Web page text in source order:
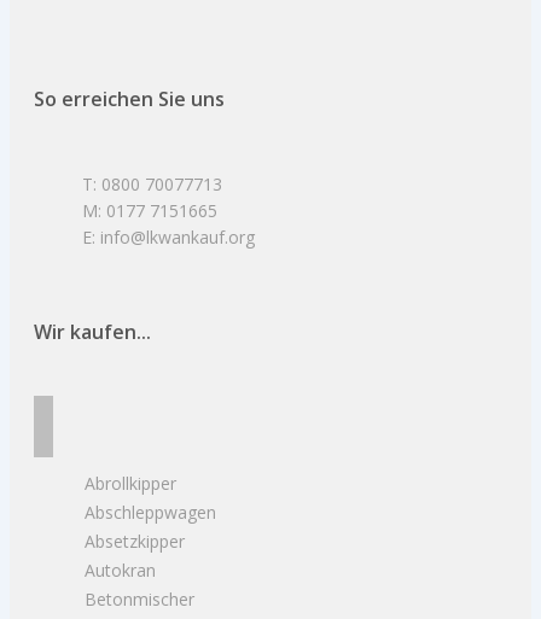
So erreichen Sie uns
T: 0800 70077713
M: 0177 7151665
E: info@lkwankauf.org
Wir kaufen...
Abrollkipper
Abschleppwagen
Absetzkipper
Autokran
Betonmischer